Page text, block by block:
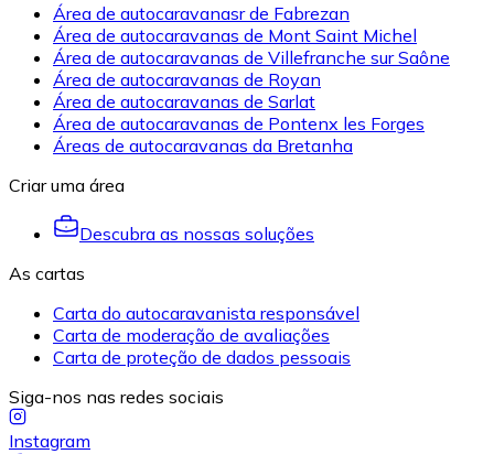
Área de autocaravanasr de Fabrezan
Área de autocaravanas de Mont Saint Michel
Área de autocaravanas de Villefranche sur Saône
Área de autocaravanas de Royan
Área de autocaravanas de Sarlat
Área de autocaravanas de Pontenx les Forges
Áreas de autocaravanas da Bretanha
Criar uma área
Descubra as nossas soluções
As cartas
Carta do autocaravanista responsável
Carta de moderação de avaliações
Carta de proteção de dados pessoais
Siga-nos nas redes sociais
Instagram